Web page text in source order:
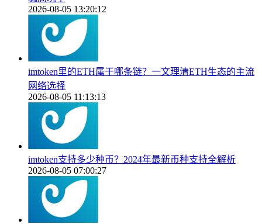
2026-08-05 13:20:12
imtoken里的ETH属于哪条链？一文理清ETH生态的主流
网络选择
2026-08-05 11:13:13
imtoken支持多少种币？2024年最新币种支持全解析
2026-08-05 07:00:27